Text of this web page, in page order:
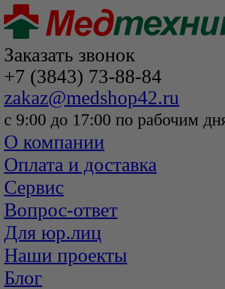
Заказать звонок
+7 (3843) 73-88-84
zakaz@medshop42.ru
с 9:00 до 17:00 по рабочим
О компании
Оплата и доставка
Сервис
Вопрос-ответ
Для юр.лиц
Наши проекты
Блог